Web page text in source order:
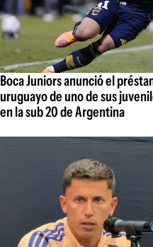
Boca Juniors anunció el
uruguayo de uno de sus
en la sub 20 de Argentina